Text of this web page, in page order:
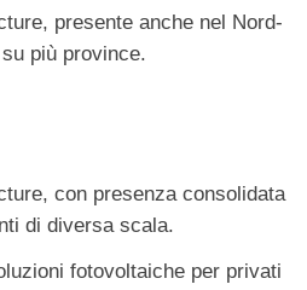
presente anche nel Nord-
più province.
con presenza consolidata
di diversa scala.
fotovoltaiche per privati